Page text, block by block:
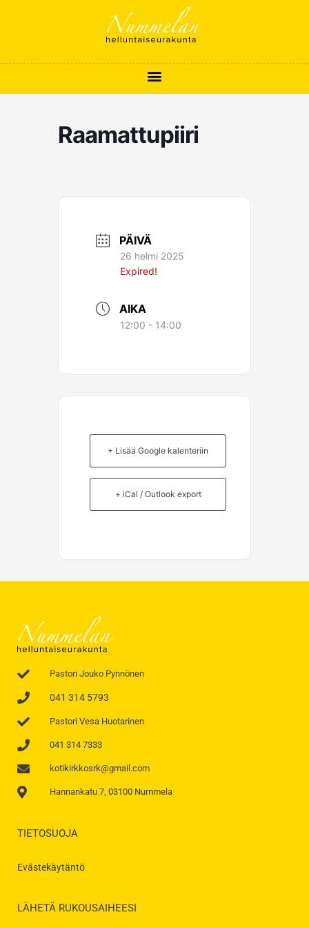
Raamattupiiri
PÄIVÄ
26 helmi 2025
Expired!
AIKA
12:00 - 14:00
+ Lisää Google kalenteriin
+ iCal / Outlook export
Pastori Jouko Pynnönen
041 314 5793
Pastori Vesa Huotarinen
041 314 7333
kotikirkkosrk@gmail.com
Hannankatu 7, 03100 Nummela
TIETOSUOJA
Evästekäytäntö
LÄHETÄ RUKOUSAIHEESI